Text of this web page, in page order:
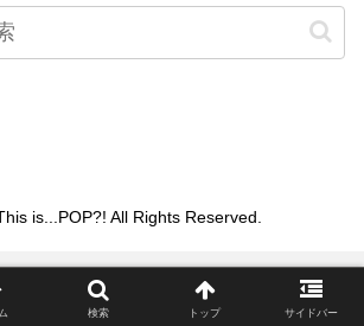
is...POP?! All Rights Reserved.
検索 トップ サイドバー